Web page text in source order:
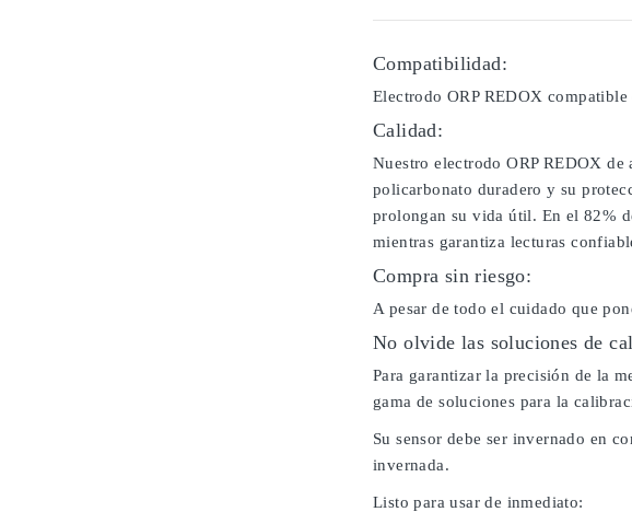
Compatibilidad:
Electrodo ORP REDOX
Calidad:
Nuestro electrodo ORP REDOX
policarbonato duradero y su
prolongan su vida útil. En el 82%
mientras garantiza lecturas
Compra sin riesgo:
A pesar de todo el cuidado que
No olvide las soluciones de
Para garantizar la precisión de la
gama de soluciones para la
Su sensor debe ser invernado en
invernada.
Listo para usar de inmediato: